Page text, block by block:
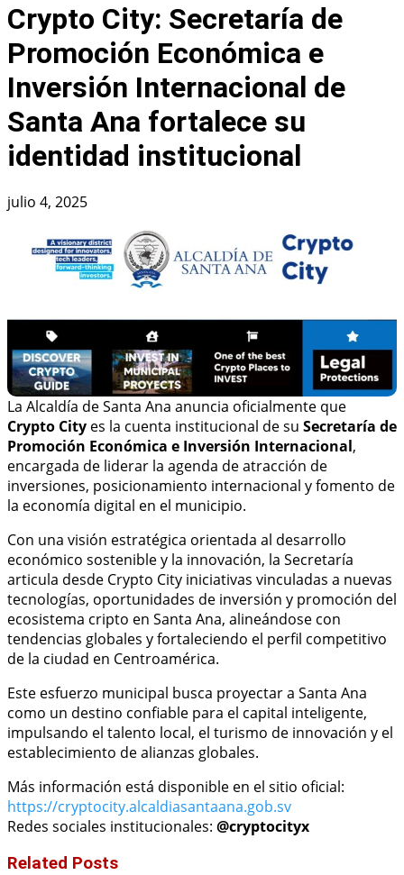
Crypto City: Secretaría de
Promoción Económica e
Inversión Internacional de
Santa Ana fortalece su
identidad institucional
julio 4, 2025
La Alcaldía de Santa Ana anuncia oficialmente que
Crypto City es la cuenta institucional de su Secretaría de
Promoción Económica e Inversión Internacional,
encargada de liderar la agenda de atracción de
inversiones, posicionamiento internacional y fomento de
la economía digital en el municipio.
Con una visión estratégica orientada al desarrollo
económico sostenible y la innovación, la Secretaría
articula desde Crypto City iniciativas vinculadas a nuevas
tecnologías, oportunidades de inversión y promoción del
ecosistema cripto en Santa Ana, alineándose con
tendencias globales y fortaleciendo el perfil competitivo
de la ciudad en Centroamérica.
Este esfuerzo municipal busca proyectar a Santa Ana
como un destino confiable para el capital inteligente,
impulsando el talento local, el turismo de innovación y el
establecimiento de alianzas globales.
Más información está disponible en el sitio oficial:
https://cryptocity.alcaldiasantaana.gob.sv
Redes sociales institucionales: @cryptocityx
Related Posts